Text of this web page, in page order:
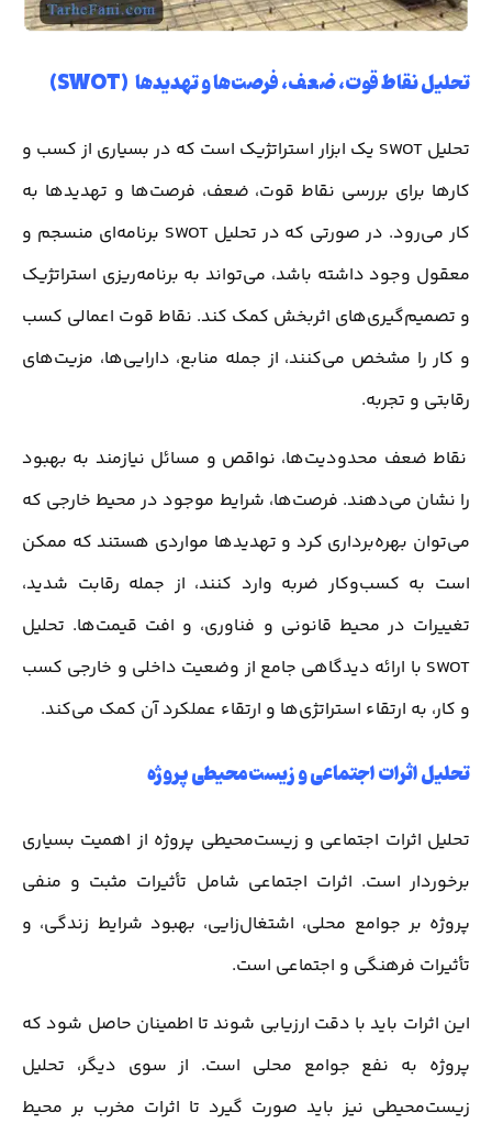
تحلیل نقاط قوت، ضعف، فرصت‌ها و تهدیدها (SWOT)
تحلیل SWOT یک ابزار استراتژیک است که در بسیاری از کسب و
کارها برای بررسی نقاط قوت، ضعف، فرصت‌ها و تهدیدها به
کار می‌رود. در صورتی که در تحلیل SWOT برنامه‌ای منسجم و
معقول وجود داشته باشد، می‌تواند به برنامه‌ریزی استراتژیک
و تصمیم‌گیری‌های اثربخش کمک کند. نقاط قوت اعمالی کسب
و کار را مشخص می‌کنند، از جمله منابع، دارایی‌ها، مزیت‌های
رقابتی و تجربه.
نقاط ضعف محدودیت‌ها، نواقص و مسائل نیازمند به بهبود
را نشان می‌دهند. فرصت‌ها، شرایط موجود در محیط خارجی که
می‌توان بهره‌برداری کرد و تهدیدها مواردی هستند که ممکن
است به کسب‌وکار ضربه وارد کنند، از جمله رقابت شدید،
تغییرات در محیط قانونی و فناوری، و افت قیمت‌ها. تحلیل
SWOT با ارائه دیدگاهی جامع از وضعیت داخلی و خارجی کسب
و کار، به ارتقاء استراتژی‌ها و ارتقاء عملکرد آن کمک می‌کند.
تحلیل اثرات اجتماعی و زیست‌محیطی پروژه
تحلیل اثرات اجتماعی و زیست‌محیطی پروژه از اهمیت بسیاری
برخوردار است. اثرات اجتماعی شامل تأثیرات مثبت و منفی
پروژه بر جوامع محلی، اشتغال‌زایی، بهبود شرایط زندگی، و
تأثیرات فرهنگی و اجتماعی است.
این اثرات باید با دقت ارزیابی شوند تا اطمینان حاصل شود که
پروژه به نفع جوامع محلی است. از سوی دیگر، تحلیل
زیست‌محیطی نیز باید صورت گیرد تا اثرات مخرب بر محیط